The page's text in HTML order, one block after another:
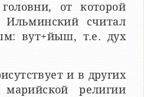
от которой
Ильминский считал
вут+йыш, т.е. дух
и в других
религии